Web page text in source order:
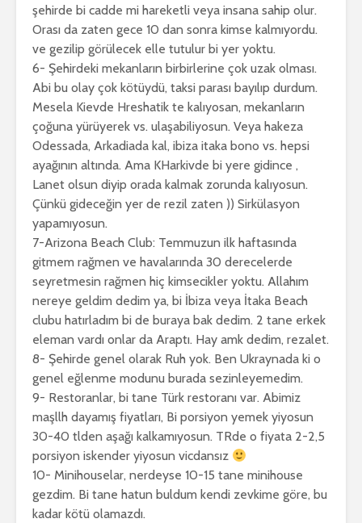
şehirde bi cadde mi hareketli veya insana sahip olur.
Orası da zaten gece 10 dan sonra kimse kalmıyordu.
ve gezilip görülecek elle tutulur bi yer yoktu.
6- Şehirdeki mekanların birbirlerine çok uzak olması.
Abi bu olay çok kötüydü, taksi parası bayılıp durdum.
Mesela Kievde Hreshatik te kalıyosan, mekanların
çoğuna yürüyerek vs. ulaşabiliyosun. Veya hakeza
Odessada, Arkadiada kal, ibiza itaka bono vs. hepsi
ayağının altında. Ama KHarkivde bi yere gidince ,
Lanet olsun diyip orada kalmak zorunda kalıyosun.
Çünkü gideceğin yer de rezil zaten )) Sirkülasyon
yapamıyosun.
7-Arizona Beach Club: Temmuzun ilk haftasında
gitmem rağmen ve havalarında 30 derecelerde
seyretmesin rağmen hiç kimsecikler yoktu. Allahım
nereye geldim dedim ya, bi İbiza veya İtaka Beach
clubu hatırladım bi de buraya bak dedim. 2 tane erkek
eleman vardı onlar da Araptı. Hay amk dedim, rezalet.
8- Şehirde genel olarak Ruh yok. Ben Ukraynada ki o
genel eğlenme modunu burada sezinleyemedim.
9- Restoranlar, bi tane Türk restoranı var. Abimiz
maşllh dayamış fiyatları, Bi porsiyon yemek yiyosun
30-40 tlden aşağı kalkamıyosun. TRde o fiyata 2-2,5
porsiyon iskender yiyosun vicdansız
10- Minihouselar, nerdeyse 10-15 tane minihouse
gezdim. Bi tane hatun buldum kendi zevkime göre, bu
kadar kötü olamazdı.